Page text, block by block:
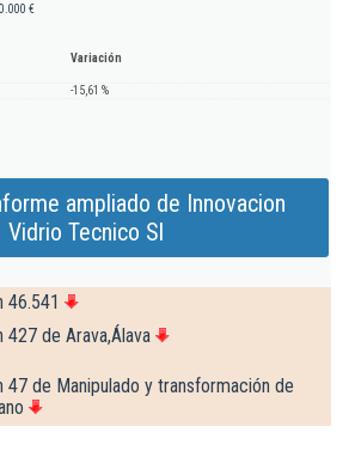
€
Variación
-15,61 %
ampliado de Innovacion
Vidrio Tecnico Sl
46.541
427 de Arava,Álava
47 de Manipulado y transformación de